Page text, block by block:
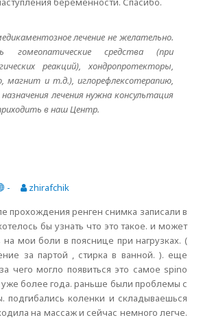
лечение не желательно.
гомеопатические средства (при
реакций), хондропротекторы,
магнит и т.д.), иглорефлексотерапию,
лечения нужна консультация
в наш Центр.
-
zhirafchik
прохождения ренген снимка записали в
бы узнать что это такое. и может
на мои боли в пояснице при нагрузках. (
за партой , стирка в ванной. ). еще
чего могло появиться это самое spino
более года. раньше были проблемы с
подгибались коленки и складываешься
на массаж и сейчас немного легче.